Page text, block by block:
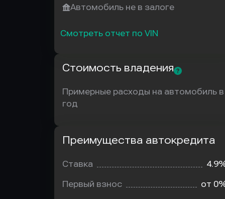
Автомобиль не в залоге
Смотреть отчет по VIN
Стоимость владения
Примерные расходы на автомобиль в
год
Преимущества автокредита
Ставка
Первый взнос от